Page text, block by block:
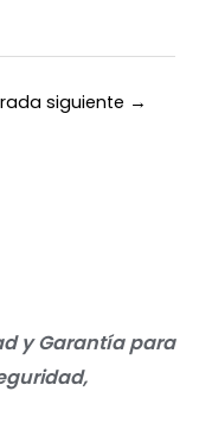
siguiente →
y Garantía para